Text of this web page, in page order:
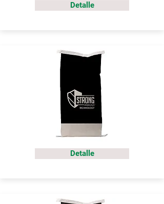
Detalle
Detalle